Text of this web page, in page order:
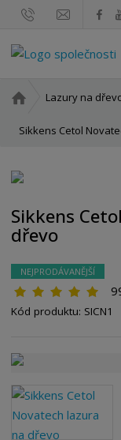
o
t
r
n
a
Lazury na
Sikkens Cetol
Sikkens
dřevo
NEJPRODÁVANĚJŠÍ
Kód produktu: SICN1